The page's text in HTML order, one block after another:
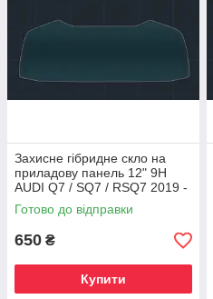
Захисне гібридне скло на
приладову панель 12" 9H
AUDI Q7 / SQ7 / RSQ7 2019 -
2024
Готово до відправки
650 ₴
Купити